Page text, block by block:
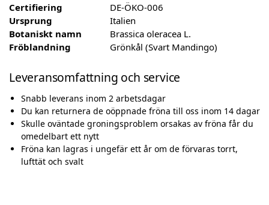
Certifiering
DE-ÖKO-006
Ursprung
Italien
Botaniskt namn
Brassica oleracea L.
Fröblandning
Grönkål (Svart Mandingo)
Leveransomfattning och service
Snabb leverans inom 2 arbetsdagar
Du kan returnera de oöppnade fröna till oss inom 14 dagar
Skulle oväntade groningsproblem orsakas av fröna får du
omedelbart ett nytt
Fröna kan lagras i ungefär ett år om de förvaras torrt,
lufttät och svalt